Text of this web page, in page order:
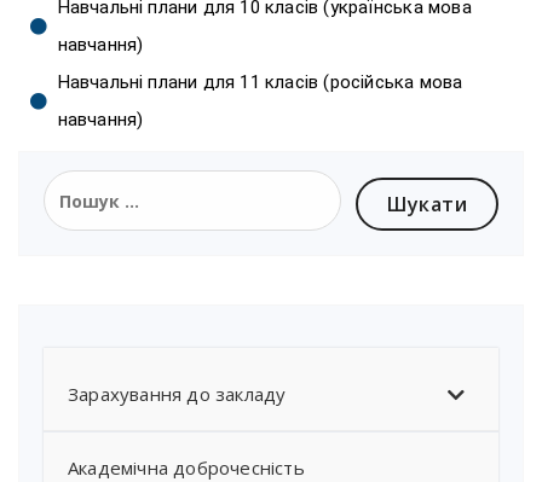
Навчальні плани для 10 класів (українська мова
навчання)
Навчальні плани для 11 класів (російська мова
навчання)
Зарахування до закладу
Академічна доброчесність